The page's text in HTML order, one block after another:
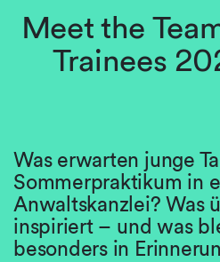
Meet the
Trainees
Was erwarten junge
Sommerpraktikum in
Anwaltskanzlei? Was
inspiriert – und was
besonders in